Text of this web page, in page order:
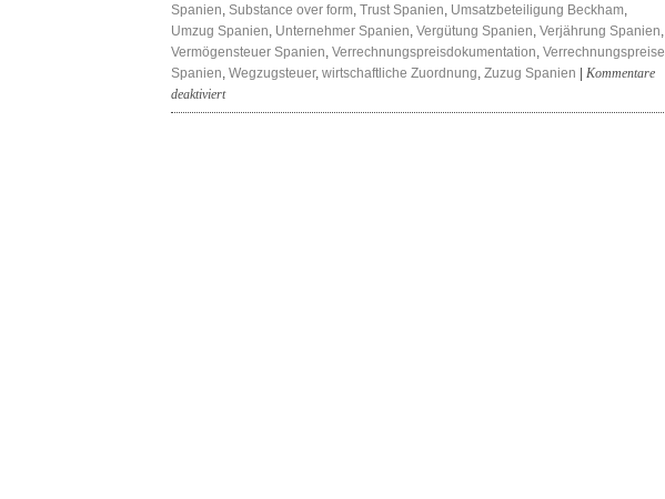
Spanien Substance over form Trust Spanien Umsatzbeteiligung Beckham
Umzug Spanien Unternehmer Spanien Vergütung Spanien Verjährung Spanien
Vermögensteuer Spanien Verrechnungspreisdokumentation Verrechnungspreise
Spanien Wegzugsteuer, wirtschaftliche Zuordnung Zuzug Spanien | Kommentare
deaktiviertfür
Risiko